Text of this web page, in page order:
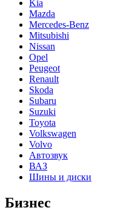
Kia
Mazda
Mercedes-Benz
Mitsubishi
Nissan
Opel
Peugeot
Renault
Skoda
Subaru
Suzuki
Toyota
Volkswagen
Volvo
Автозвук
ВАЗ
Шины и диски
Бизнес